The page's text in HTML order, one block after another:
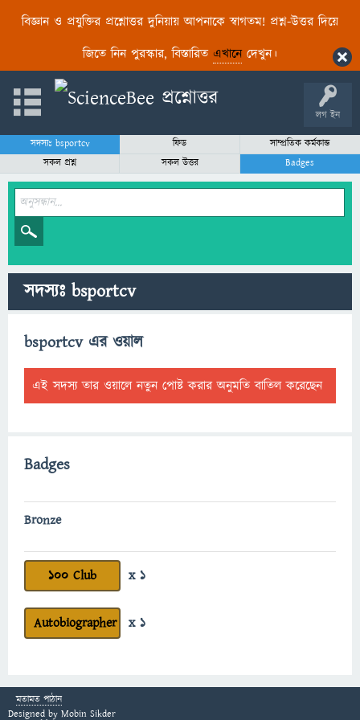
বিজ্ঞান ও প্রযুক্তির প্রশ্নোত্তর দুনিয়ায় আপনাকে স্বাগতম! প্রশ্ন-উত্তর দিয়ে
জিতে নিন পুরস্কার, বিস্তারিত এখানেদেখুন।
লগ ইন
সদস্যঃ bsportcv ফিড
সাম্প্রতিক কর্মকান্ড
সকল প্রশ্ন
সকল উত্তর Badges
সদস্যঃ bsportcv
bsportcv এর ওয়াল
এই সদস্য তার ওয়ালে নতুন পোষ্ট করার অনুমতি বাতিল করেছেন
Badges
Bronze
100 Club x 1
Autobiographer x 1
মতামত পাঠান
Designed by Mobin Sikder